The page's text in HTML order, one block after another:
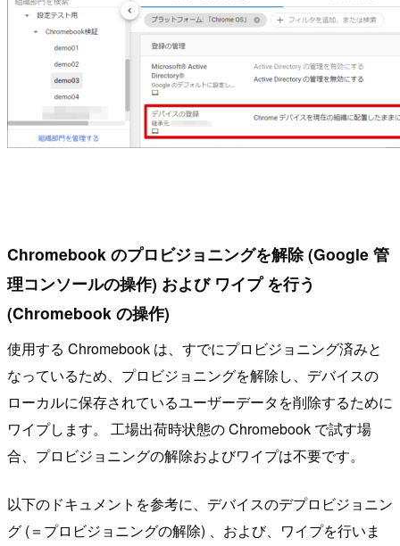
Chromebook のプロビジョニングを解除 (Google 管
理コンソールの操作) および ワイプ を行う
(Chromebook の操作)
使用する Chromebook は、すでにプロビジョニング済みと
なっているため、プロビジョニングを解除し、デバイスの
ローカルに保存されているユーザーデータを削除するために
ワイプします。 工場出荷時状態の Chromebook で試す場
合、プロビジョニングの解除およびワイプは不要です。
以下のドキュメントを参考に、デバイスのデプロビジョニン
グ (＝プロビジョニングの解除) 、および、ワイプを行いま